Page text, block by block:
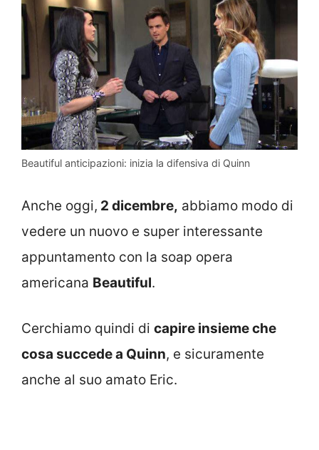
Beautiful anticipazioni: inizia la difensiva di Quinn
Anche oggi, 2 dicembre, abbiamo modo di
vedere un nuovo e super interessante
appuntamento con la soap opera
americana Beautiful.
Cerchiamo quindi di capire insieme che
cosa succede a Quinn, e sicuramente
anche al suo amato Eric.